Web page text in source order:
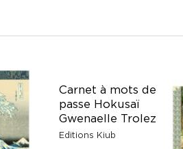
Carnet à mots de
passe Hokusaï
Gwenaelle Trolez
Editions Kiub